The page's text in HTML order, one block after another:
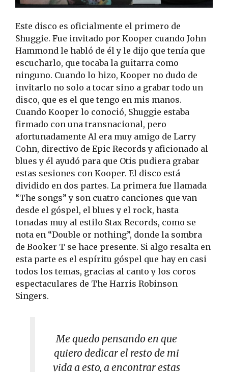
Este disco es oficialmente el primero de
Shuggie. Fue invitado por Kooper cuando John
Hammond le habló de él y le dijo que tenía que
escucharlo, que tocaba la guitarra como
ninguno. Cuando lo hizo, Kooper no dudo de
invitarlo no solo a tocar sino a grabar todo un
disco, que es el que tengo en mis manos.
Cuando Kooper lo conoció, Shuggie estaba
firmado con una transnacional, pero
afortunadamente Al era muy amigo de Larry
Cohn, directivo de Epic Records y aficionado al
blues y él ayudó para que Otis pudiera grabar
estas sesiones con Kooper. El disco está
dividido en dos partes. La primera fue llamada
“The songs” y son cuatro canciones que van
desde el góspel, el blues y el rock, hasta
tonadas muy al estilo Stax Records, como se
nota en “Double or nothing”, donde la sombra
de Booker T se hace presente. Si algo resalta en
esta parte es el espíritu góspel que hay en casi
todos los temas, gracias al canto y los coros
espectaculares de The Harris Robinson
Singers.
Me quedo pensando en que
quiero dedicar el resto de mi
vida a esto, a encontrar estas